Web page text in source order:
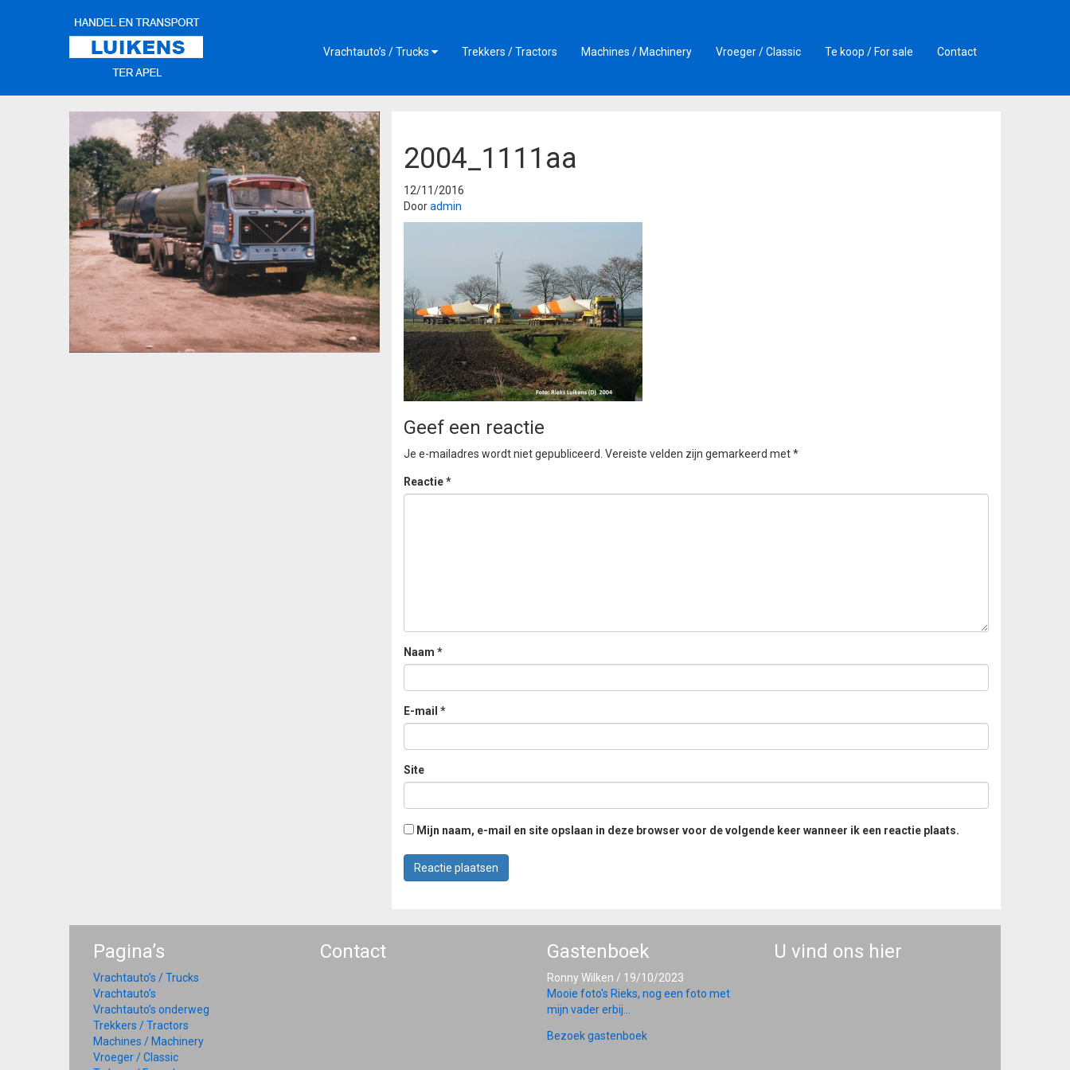
Vrachtauto’s / Trucks Trekkers / Tractors Machines / Machinery Vroeger / Classic Te koop / For sale Contact
2004_1111aa
12/11/2016
Dooradmin
Geef een reactie
Je e-mailadres wordt niet gepubliceerd. Vereiste velden zijn gemarkeerd met*
Reactie*
Naam *
E-mail *
Site
Mijn naam, e-mail en site opslaan in deze browser voor de volgende keer wanneer ik een reactie plaats.
Pagina’s
Vrachtauto’s / Trucks
Vrachtauto’s
Vrachtauto’s onderweg
Trekkers / Tractors
Machines / Machinery
Vroeger / Classic
Contact Gastenboek
Ronny Wilken / 19/10/2023
Mooie foto's Rieks, nog een foto met
mijn vader erbij...
Bezoek gastenboek
U vind ons hier